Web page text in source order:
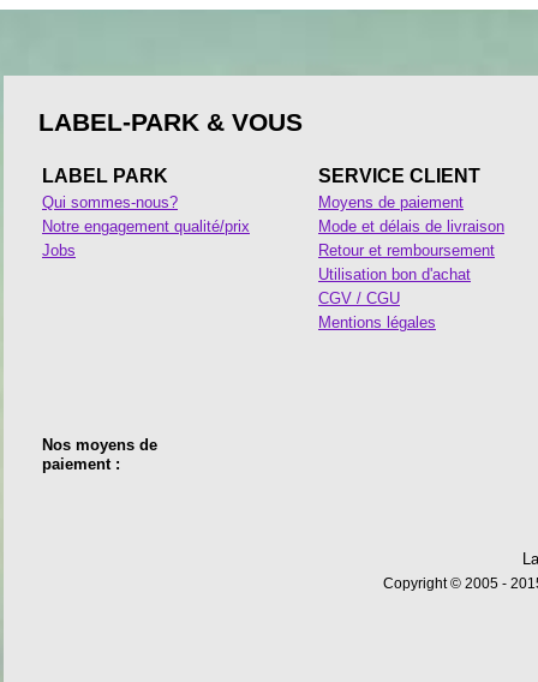
LABEL-PARK & VOUS
LABEL PARK
Qui sommes-nous?
Notre engagement qualité/prix
Jobs
SERVICE CLIENT
Moyens de paiement
Mode et délais de livraison
Retour et remboursement
Utilisation bon d'achat
CGV / CGU
Mentions légales
Nos moyens de
paiement :
Copyright © 2005 -